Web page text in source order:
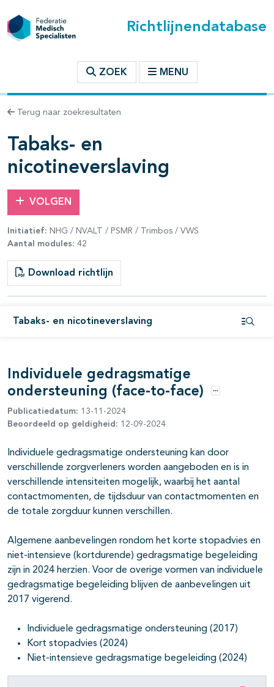
Richtlijnendatabase
ZOEK MENU
Terug naar zoekresultaten
Tabaks- en
nicotineverslaving
VOLGEN
Initiatief: NHG / NVALT / PSMR / Trimbos / VWS
Aantal modules: 42
Download richtlijn
Tabaks- en nicotineverslaving
binnen deze richtlijn
open- en dichtklappen
open- en dichtklappen
open- en dichtklappen
open- en dichtklappen
Individuele gedragsmatige
ondersteuning (face-to-face)
Opties
Publicatiedatum: 13-11-2024
Beoordeeld op geldigheid: 12-09-2024
Individuele gedragsmatige ondersteuning kan door
verschillende zorgverleners worden aangeboden en is in
verschillende intensiteiten mogelijk, waarbij het aantal
contactmomenten, de tijdsduur van contactmomenten en
de totale zorgduur kunnen verschillen.
Algemene aanbevelingen rondom het korte stopadvies en
niet-intensieve (kortdurende) gedragsmatige begeleiding
zijn in 2024 herzien. Voor de overige vormen van individuele
gedragsmatige begeleiding blijven de aanbevelingen uit
2017 vigerend.
Individuele gedragsmatige ondersteuning (2017)
Kort stopadvies (2024)
Niet-intensieve gedragsmatige begeleiding (2024)